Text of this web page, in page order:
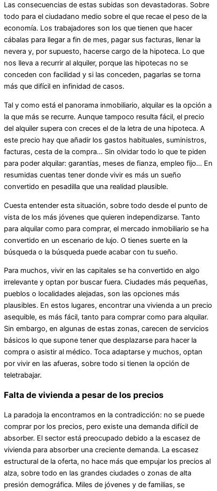
Las consecuencias de estas subidas son devastadoras. Sobre
todo para el ciudadano medio sobre el que recae el peso de la
economía. Los trabajadores son los que tienen que hacer
cábalas para llegar a fin de mes, pagar sus facturas, llenar la
nevera y, por supuesto, hacerse cargo de la hipoteca. Lo que
nos lleva a recurrir al alquiler, porque las hipotecas no se
conceden con facilidad y si las conceden, pagarlas se torna
más que difícil en infinidad de casos.
Tal y como está el panorama inmobiliario, alquilar es la opción a
la que más se recurre. Aunque tampoco resulta fácil, el precio
del alquiler supera con creces el de la letra de una hipoteca. A
este precio hay que añadir los gastos habituales, suministros,
facturas, cesta de la compra… Sin olvidar todo lo que te piden
para poder alquilar: garantías, meses de fianza, empleo fijo… En
resumidas cuentas tener donde vivir es más un sueño
convertido en pesadilla que una realidad plausible.
Cuesta entender esta situación, sobre todo desde el punto de
vista de los más jóvenes que quieren independizarse. Tanto
para alquilar como para comprar, el mercado inmobiliario se ha
convertido en un escenario de lujo. O tienes suerte en la
búsqueda o la búsqueda puede acabar con tu sueño.
Para muchos, vivir en las capitales se ha convertido en algo
irrelevante y optan por buscar fuera. Ciudades más pequeñas,
pueblos o localidades alejadas, son las opciones más
plausibles. En estos lugares, encontrar una vivienda a un precio
asequible, es más fácil, tanto para comprar como para alquilar.
Sin embargo, en algunas de estas zonas, carecen de servicios
básicos lo que supone tener que desplazarse para hacer la
compra o asistir al médico. Toca adaptarse y muchos, optan
por vivir en las afueras, sobre todo si tienen la opción de
teletrabajar.
Falta de vivienda a pesar de los precios
La paradoja la encontramos en la contradicción: no se puede
comprar por los precios, pero existe una demanda difícil de
absorber. El sector está preocupado debido a la escasez de
vivienda para absorber una creciente demanda. La escasez
estructural de la oferta, no hace más que empujar los precios al
alza, sobre todo en las grandes ciudades o zonas de alta
presión demográfica. Miles de jóvenes y de familias, se